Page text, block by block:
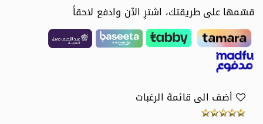
قسّمها على طريقتك، اشترِ الآن وادفع لاحقاً
أضف الى قائمة الرغبات